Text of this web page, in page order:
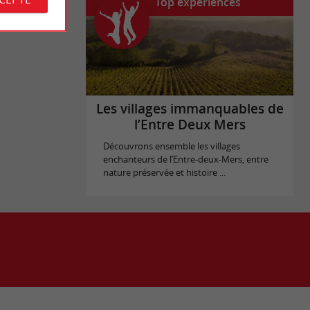
Les villages immanquables de
l’Entre Deux Mers
Découvrons ensemble les villages
enchanteurs de l’Entre-deux-Mers, entre
nature préservée et histoire ...